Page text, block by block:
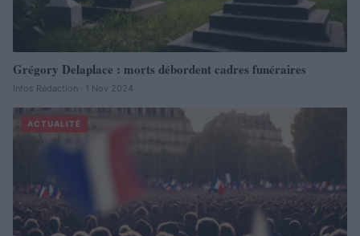
Grégory Delaplace : morts débordent cadres funéraires
Infos Rédaction · 1 Nov 2024
ACTUALITÉ